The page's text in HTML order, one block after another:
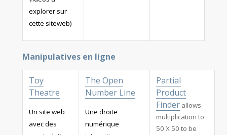
explorer sur
cette siteweb)
Manipulatives en ligne
Toy
Theatre
Un site web
avec des
The Open
Number Line
Une droite
numérique
Partial
Product
Finderallows
multiplication to
50 X 50 to be